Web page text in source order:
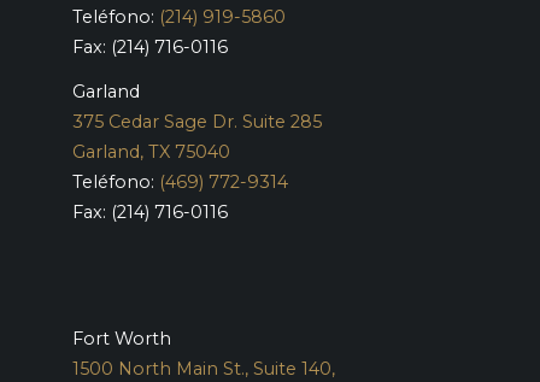
Teléfono: (214) 919-5860
Fax: (214) 716-0116
Garland
375 Cedar Sage Dr. Suite 285
Garland, TX 75040
Teléfono: (469) 772-9314
Fax: (214) 716-0116
Fort Worth
1500 North Main St., Suite 140,